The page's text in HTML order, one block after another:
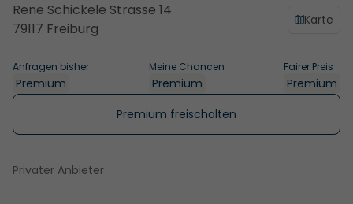
Anfragen bisher
Premium
Meine Chancen
Premium
Fairer Preis
Premium
Premium freischalten
Rene Schickele Strasse 14
79117 Freiburg
Karte
Privater Anbieter